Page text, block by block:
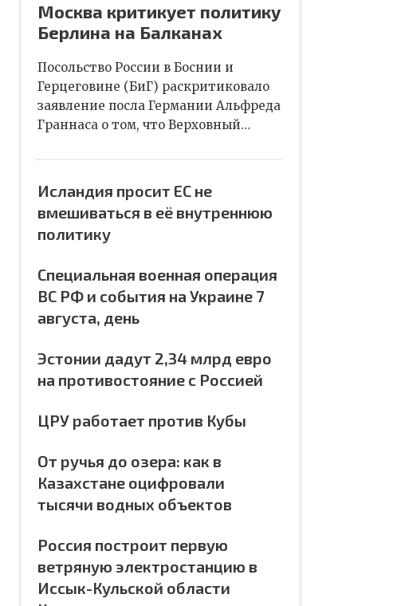
Москва критикует политику
Берлина на Балканах
Посольство России в Боснии и
Герцеговине (БиГ) раскритиковало
заявление посла Германии Альфреда
Граннаса о том, что Верховный…
Исландия просит ЕС не
вмешиваться в её внутреннюю
политику
Специальная военная операция
ВС РФ и события на Украине 7
августа, день
Эстонии дадут 2,34 млрд евро
на противостояние с Россией
ЦРУ работает против Кубы
От ручья до озера: как в
Казахстане оцифровали
тысячи водных объектов
Россия построит первую
ветряную электростанцию в
Иссык-Кульской области